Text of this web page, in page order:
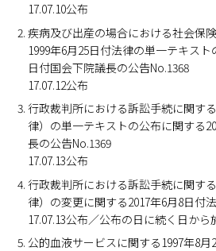
17.07.10公布
疾病及び出産の場合における社会保
1999年6月25日付法律の単一テキス
日付国会下院議長の公告No.1368
17.07.12公布
行政裁判所における訴訟手続に関す
律）の単一テキストの公布に関する
長の公告No.1369
17.07.13公布
行政裁判所における訴訟手続に関す
律）の変更に関する2017年6月8日付
17.07.13公布／公布の日に続く日から
公的血液サービスに関する1997年8